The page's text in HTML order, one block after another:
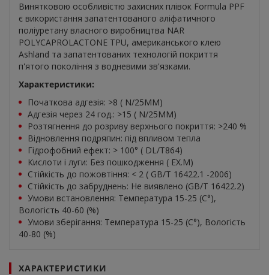
Винятковою особливістю захисних плівок Formula PPF
є використання запатентованого аліфатичного
поліуретану власного виробництва NAR
POLYCAPROLACTONE TPU, американського клею
Ashland та запатентованих технологій покриття
п'ятого покоління з водневими зв'язками.
Характеристики:
Початкова адгезія: >8 ( N/25MM)
Адгезія через 24 год.: >15 ( N/25MM)
Розтягнення до розриву верхнього покриття: >240 %
Відновлення подряпин: під впливом тепла
Гідрофобний ефект: > 100° ( DL/T864)
Кислоти і луги: Без пошкодження ( EX.M)
Стійкість до пожовтіння: < 2 ( GB/T 16422.1 -2006)
Стійкість до забруднень: Не виявлено (GB/T 16422.2)
Умови встановлення: Температура 15-25 (C°),
Вологість 40-60 (%)
Умови зберігання: Температура 15-25 (С°), Вологість
40-80 (%)
ХАРАКТЕРИСТИКИ